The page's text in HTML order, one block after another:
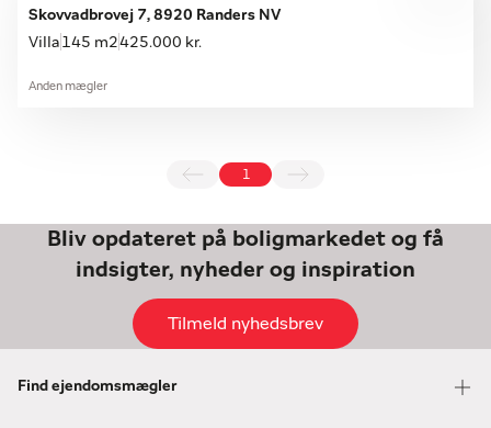
Skovvadbrovej 7, 8920 Randers NV
Villa 145 m2425.000 kr.
Anden mægler
Bliv opdateret på boligmarkedet og få
indsigter, nyheder og inspiration
Tilmeld nyhedsbrev
Find ejendomsmægler